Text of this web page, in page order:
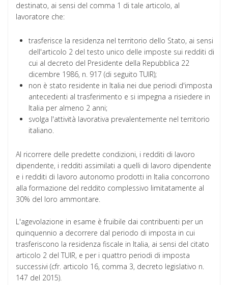
destinato, ai sensi del comma 1 di tale articolo, al
lavoratore che:
trasferisce la residenza nel territorio dello Stato, ai sensi
dell'articolo 2 del testo unico delle imposte sui redditi di
cui al decreto del Presidente della Repubblica 22
dicembre 1986, n. 917 (di seguito TUIR);
non è stato residente in Italia nei due periodi d'imposta
antecedenti al trasferimento e si impegna a risiedere in
Italia per almeno 2 anni;
svolga l'attività lavorativa prevalentemente nel territorio
italiano.
Al ricorrere delle predette condizioni, i redditi di lavoro
dipendente, i redditi assimilati a quelli di lavoro dipendente
e i redditi di lavoro autonomo prodotti in Italia concorrono
alla formazione del reddito complessivo limitatamente al
30% del loro ammontare.
L'agevolazione in esame è fruibile dai contribuenti per un
quinquennio a decorrere dal periodo di imposta in cui
trasferiscono la residenza fiscale in Italia, ai sensi del citato
articolo 2 del TUIR, e per i quattro periodi di imposta
successivi (cfr. articolo 16, comma 3, decreto legislativo n.
147 del 2015).